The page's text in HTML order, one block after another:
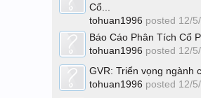
Cổ...
tohuan1996 posted 12/
Báo Cáo Phân Tích Cổ
tohuan1996 posted 12/
GVR: Triển vọng ngành
tohuan1996 posted 12/